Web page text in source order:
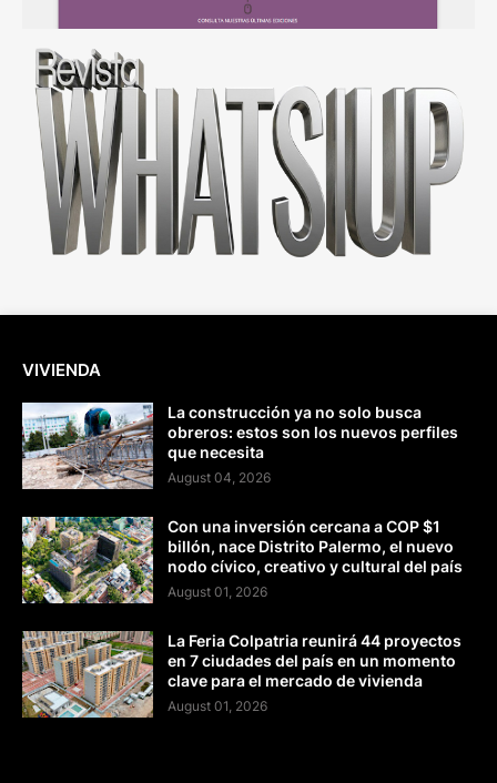
VIVIENDA
La construcción ya no solo busca
obreros: estos son los nuevos perfiles
que necesita
August 04, 2026
Con una inversión cercana a COP $1
billón, nace Distrito Palermo, el nuevo
nodo cívico, creativo y cultural del país
August 01, 2026
La Feria Colpatria reunirá 44 proyectos
en 7 ciudades del país en un momento
clave para el mercado de vivienda
August 01, 2026